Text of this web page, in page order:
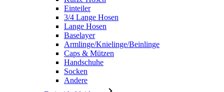
Caps & Mützen
Handschuhe
Socken
Andere
Freizeitbekleidung
Alle in der Kategorie Freizeitbekleidung
T-Shirts
Sweatshirt
Caps & Mützen